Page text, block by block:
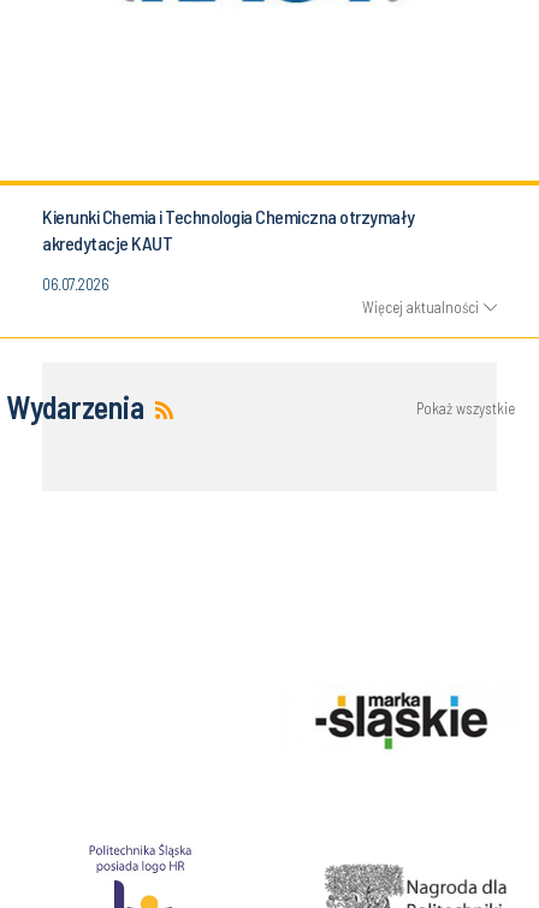
Kierunki Chemia i Technologia Chemiczna otrzymały
akredytacje KAUT
06.07.2026
Więcej aktualności
Wydarzenia Pokaż wszystkie